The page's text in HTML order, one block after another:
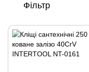
Фільтр